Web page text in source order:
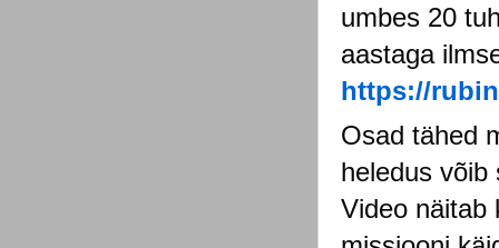
umbes 20
aastaga
https://
Osad tähed
heledus võib
Video näitab